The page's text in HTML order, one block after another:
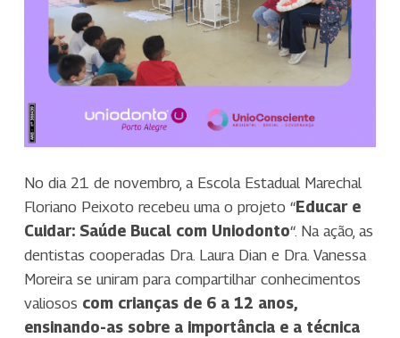
No dia 21 de novembro, a Escola Estadual Marechal
Floriano Peixoto recebeu uma o projeto “Educar e
Cuidar: Saúde Bucal com Uniodonto“. Na ação, as
dentistas cooperadas Dra. Laura Dian e Dra. Vanessa
Moreira se uniram para compartilhar conhecimentos
valiosos com crianças de 6 a 12 anos,
ensinando-as sobre a importância e a técnica